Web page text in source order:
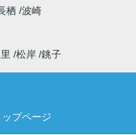
栖 波崎
松岸 銚子
ップページ